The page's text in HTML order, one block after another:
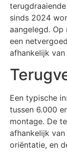
sinds 2024
aangelegd.
een
afhankelijk
Een typische
tussen 6.000
montage. De
afhankelijk
oriëntatie, en